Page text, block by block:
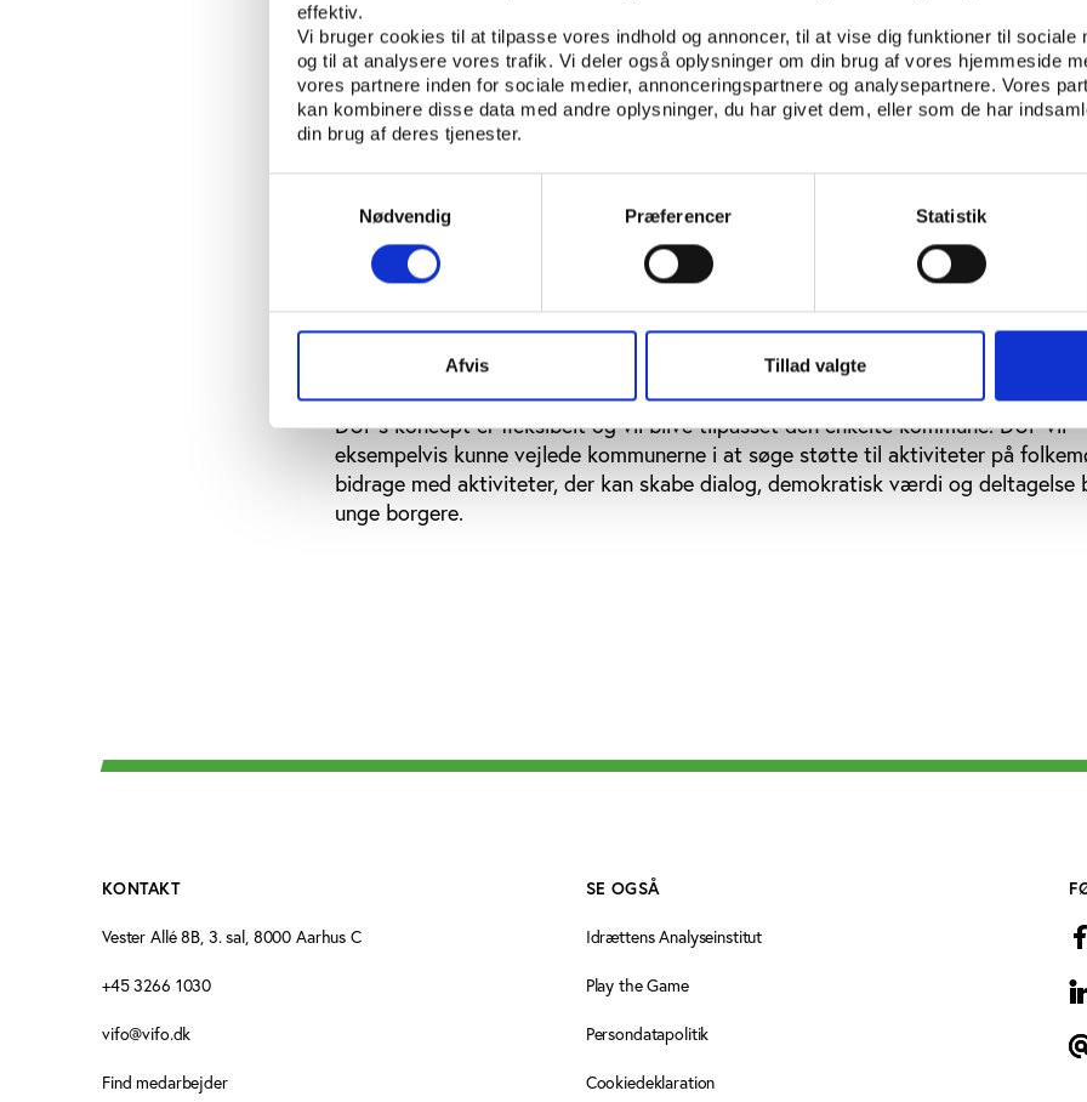
effektiv.
Vi bruger cookies til at tilpasse vores indhold og annoncer, til at vise dig funktioner til sociale
og til at analysere vores trafik. Vi deler også oplysninger om din brug af vores hjemmeside
vores partnere inden for sociale medier, annonceringspartnere og analysepartnere. Vores
kan kombinere disse data med andre oplysninger, du har givet dem, eller som de har
din brug af deres tjenester.
Nødvendig
Præferencer Statistik
Afvis Tillad valgte
Der er brug for lokale folkemøder
En undersøgelse af lokaldemokratiet fra 2013 af Økonomi- og
understøtter, at der er behov for folkemøder, hvor dialogen mellem borgere,
foreninger bliver understøttet lokalt. Rapporten peger på, at det lokale demokrati
”Folkemødet skaber større fællesskab, giver borgerne lyst til at engagere sig og
frivillig indsats i lokalsamfundet. Deltagerne oplever, at politikerne er lydhøre og
et tættere samarbejde mellem politikerne og de foreningsaktive.
DUF’s koncept er fleksibelt og vil blive tilpasset den enkelte kommune. DUF vil
eksempelvis kunne vejlede kommunerne i at søge støtte til aktiviteter på
bidrage med aktiviteter, der kan skabe dialog, demokratisk værdi og deltagelse
unge borgere.
KONTAKT
Vester Allé 8B, 3. sal, 8000 Aarhus C
+45 3266 1030
vifo@vifo.dk
Find medarbejder
SE OGSÅ
Idrættens Analyseinstitut
Play the Game
Persondatapolitik
Cookiedeklaration